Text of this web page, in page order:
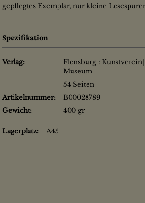
gepflegtes Exemplar, nur kleine
Spezifikation
Verlag:
Flensburg :
Museum
54 Seiten
Artikelnummer:
B00028789
Gewicht:
400 gr
Lagerplatz: A45